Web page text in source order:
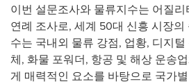
이번 설문조사와 물류지수는 어질
연례 조사로, 세계 50대 신흥 시장
수는 국내외 물류 강점, 업황, 디지
체, 화물 포워더, 항공 및 해상 운송
게 매력적인 요소를 바탕으로 국가